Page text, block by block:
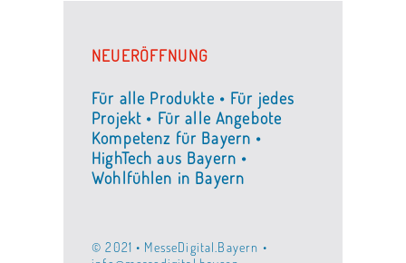
NEUERÖFFNUNG
Für alle Produkte • Für jedes
Projekt • Für alle Angebote
Kompetenz für Bayern •
HighTech aus Bayern •
Wohlfühlen in Bayern
© 2021 • MesseDigital.Bayern •